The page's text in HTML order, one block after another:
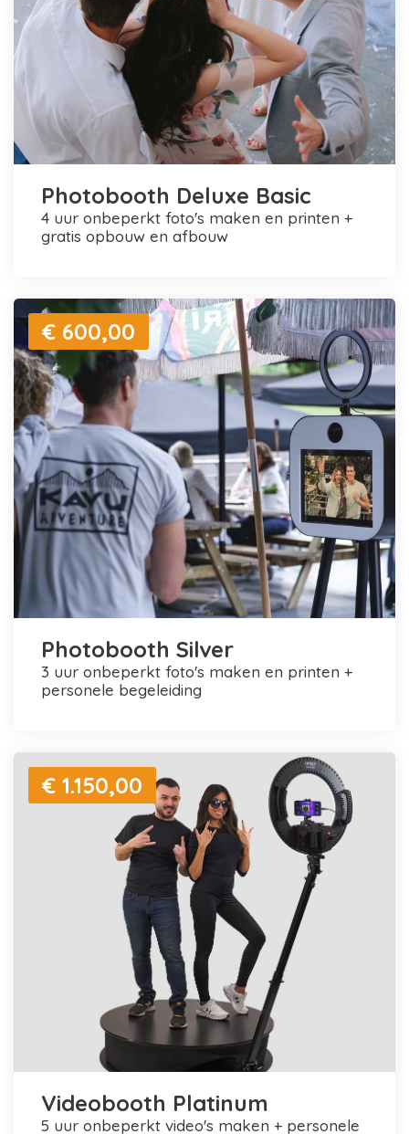
Photobooth Deluxe Basic
4 uur onbeperkt foto's maken en printen +
gratis opbouw en afbouw
€ 600,00
Photobooth Silver
3 uur onbeperkt foto's maken en printen +
personele begeleiding
€ 1.150,00
Videobooth Platinum
5 uur onbeperkt video's maken + personele